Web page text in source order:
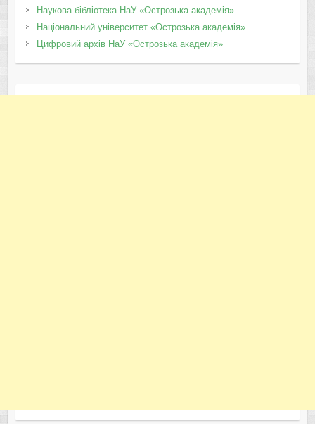
Наукова бібліотека НаУ «Острозька академія»
Національний університет «Острозька академія»
Цифровий архів НаУ «Острозька академія»